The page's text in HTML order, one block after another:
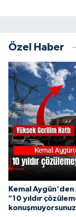
Özel Haber
Kemal Aygün'den
"10 yıldır